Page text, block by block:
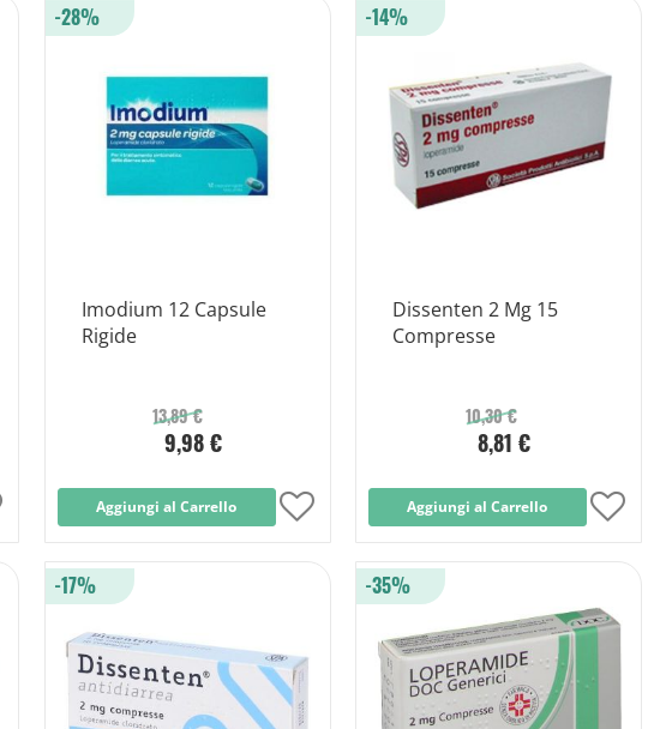
Aggiungi
Imodium 12 Capsule
Rigide
13,89 €
9,98 €
-28%
Aggiungi al Carrello
Aggiungi
Dissenten 2 Mg 15
Compresse
10,30 €
8,81 €
-14%
Aggiungi al Carrello
-17% -35%